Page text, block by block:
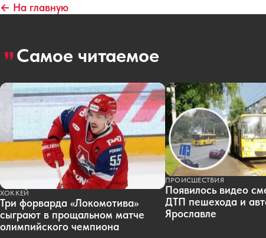
← На главную
Самое читаемое
ХОККЕЙ
Три форварда «Локомотива»
сыграют в прощальном матче
олимпийского чемпиона
ПРОИСШЕСТВИЯ
Появилось видео
ДТП пешехода и
Ярославле